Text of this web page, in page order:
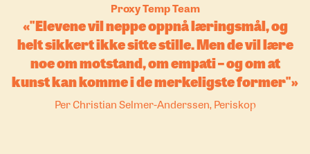
Proxy Temp Team
"Elevene vil neppe oppnå læringsmål, og
helt sikkert ikke sitte stille. Men de vil lære
noe om motstand, om empati – og om at
kunst kan komme i de merkeligste former"
Per Christian Selmer-Anderssen, Periskop